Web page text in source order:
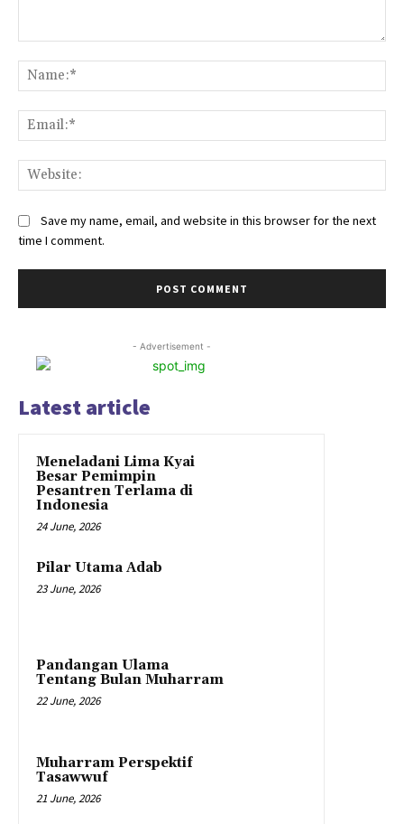
Save my name, email, and website in this browser for the next
time I comment.
- Advertisement -
Latest article
Meneladani Lima Kyai
Besar Pemimpin
Pesantren Terlama di
Indonesia
24 June, 2026
Pilar Utama Adab
23 June, 2026
Pandangan Ulama
Tentang Bulan Muharram
22 June, 2026
Muharram Perspektif
Tasawwuf
21 June, 2026